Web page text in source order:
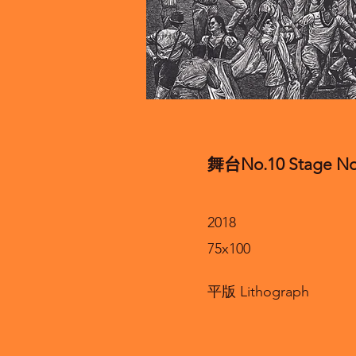
舞台No.10 Stage
2018
75x100
平版 Lithograph